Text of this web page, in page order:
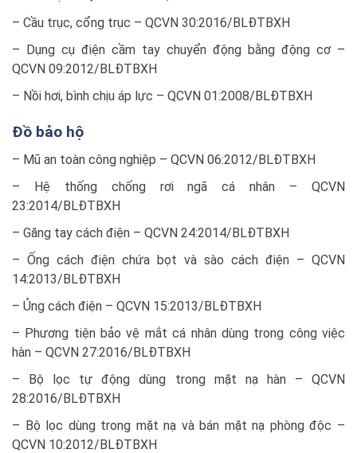
– Cầu trục, cổng trục – QCVN 30:2016/BLĐTBXH
– Dụng cụ điện cầm tay chuyển động bằng động cơ –
QCVN 09:2012/BLĐTBXH
– Nồi hơi, bình chịu áp lực – QCVN 01:2008/BLĐTBXH
Đồ bảo hộ
– Mũ an toàn công nghiệp – QCVN 06:2012/BLĐTBXH
– Hệ thống chống rơi ngã cá nhân – QCVN
23:2014/BLĐTBXH
– Găng tay cách điện – QCVN 24:2014/BLĐTBXH
– Ống cách điện chứa bọt và sào cách điện – QCVN
14:2013/BLĐTBXH
– Ủng cách điện – QCVN 15:2013/BLĐTBXH
– Phương tiện bảo vệ mắt cá nhân dùng trong công việc
hàn – QCVN 27:2016/BLĐTBXH
– Bộ lọc tự động dùng trong mặt nạ hàn – QCVN
28:2016/BLĐTBXH
– Bộ lọc dùng trong mặt nạ và bán mặt nạ phòng độc –
QCVN 10:2012/BLĐTBXH